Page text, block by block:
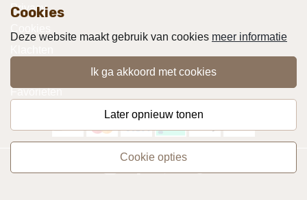
Privacy
Retourneren & Ruilen
Favorieten
Cookies
Deze website maakt gebruik van cookies meer informatie
ik ga akkoord met cookies
later opnieuw tonen
cookie opties